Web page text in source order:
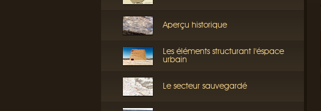
Aperçu historique
Les éléments structurant l'éspace
urbain
Le secteur sauvegardé